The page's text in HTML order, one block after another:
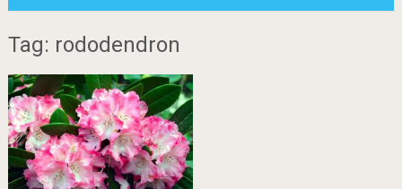
Tag: rododendron